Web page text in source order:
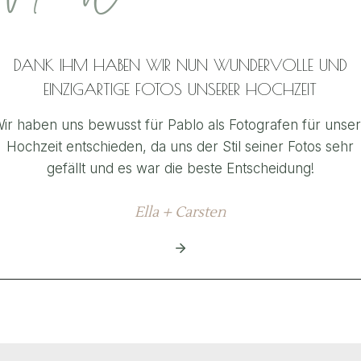
DANK IHM HABEN WIR NUN WUNDERVOLLE UND
EINZIGARTIGE FOTOS UNSERER HOCHZEIT
haben uns bewusst für Pablo als Fotografen für
Hochzeit entschieden, da uns der Stil seiner Fotos sehr
gefällt und es war die beste Entscheidung!
Ella + Carsten